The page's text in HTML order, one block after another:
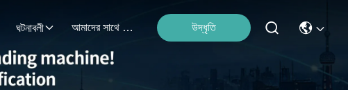
ঘটনাবলী আমাদের সাথে যোগাযোগ করুন উদ্ধৃতি